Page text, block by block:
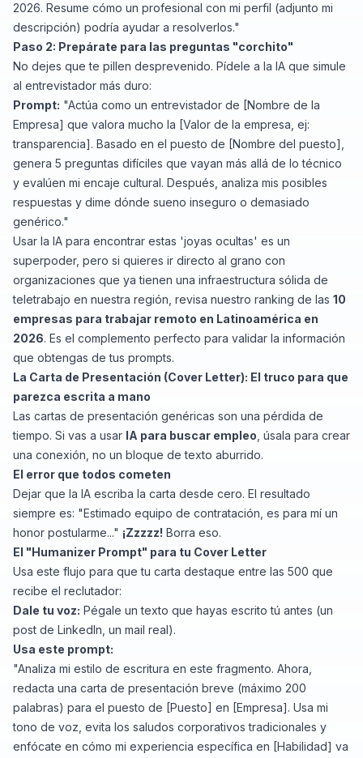
2026. Resume cómo un profesional con mi perfil (adjunto mi
descripción) podría ayudar a resolverlos."
Paso 2: Prepárate para las preguntas "corchito"
No dejes que te pillen desprevenido. Pídele a la IA que simule
al entrevistador más duro:
Prompt: "Actúa como un entrevistador de [Nombre de la
Empresa] que valora mucho la [Valor de la empresa, ej:
transparencia]. Basado en el puesto de [Nombre del puesto],
genera 5 preguntas difíciles que vayan más allá de lo técnico
y evalúen mi encaje cultural. Después, analiza mis posibles
respuestas y dime dónde sueno inseguro o demasiado
genérico."
Usar la IA para encontrar estas 'joyas ocultas' es un
superpoder, pero si quieres ir directo al grano con
organizaciones que ya tienen una infraestructura sólida de
teletrabajo en nuestra región, revisa nuestro ranking de las 10
empresas para trabajar remoto en Latinoamérica en
2026. Es el complemento perfecto para validar la información
que obtengas de tus prompts.
La Carta de Presentación (Cover Letter): El truco para que
parezca escrita a mano
Las cartas de presentación genéricas son una pérdida de
tiempo. Si vas a usar IA para buscar empleo , úsala para crear
una conexión, no un bloque de texto aburrido.
El error que todos cometen
Dejar que la IA escriba la carta desde cero. El resultado
siempre es: "Estimado equipo de contratación, es para mí un
honor postularme..." ¡Zzzzz! Borra eso.
El "Humanizer Prompt" para tu Cover Letter
Usa este flujo para que tu carta destaque entre las 500 que
recibe el reclutador:
Dale tu voz: Pégale un texto que hayas escrito tú antes (un
post de LinkedIn, un mail real).
Usa este prompt:
"Analiza mi estilo de escritura en este fragmento. Ahora,
redacta una carta de presentación breve (máximo 200
palabras) para el puesto de [Puesto] en [Empresa]. Usa mi
tono de voz, evita los saludos corporativos tradicionales y
enfócate en cómo mi experiencia específica en [Habilidad] va